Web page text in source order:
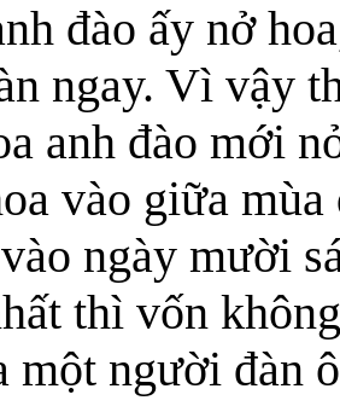
đào ấy nở
ngay. Vì vậy
anh đào mới
vào giữa
ngày mười
thì vốn
một người đàn